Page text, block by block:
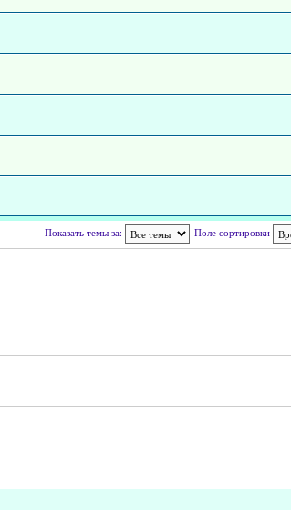
Показать темы за: Поле сортировки